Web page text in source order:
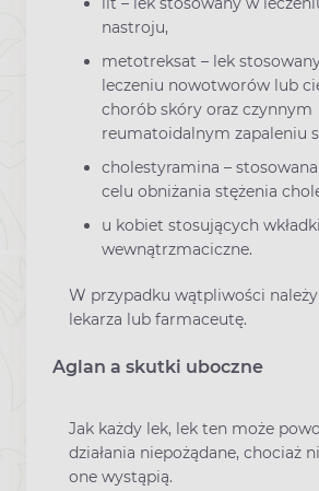
nastroju,
metotreksat – lek
leczeniu nowotworów lub
chorób skóry oraz czynnym
reumatoidalnym zapaleniu
cholestyramina –
celu obniżania stężenia
u kobiet stosujących wkładki
wewnątrzmaciczne.
W przypadku wątpliwości
lekarza lub farmaceutę.
Aglan a skutki uboczne
Jak każdy lek, lek ten może
działania niepożądane, chociaż
one wystąpią.